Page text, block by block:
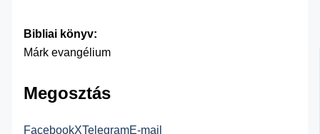
Bibliai könyv:
Márk evangélium
Megosztás
FacebookXTelegramE-mail